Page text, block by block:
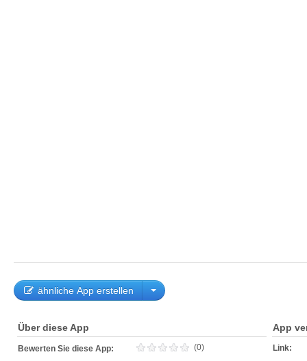
ähnliche App erstellen
Über diese App
Bewerten Sie diese App: (0)
App
Link: